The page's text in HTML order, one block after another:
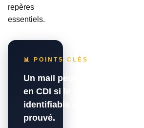
repères
essentiels.
📊 POINTS CLÉS
Un mail peut valoir démission
en CDI si le message est clair,
identifiable et suffisamment
prouvé.